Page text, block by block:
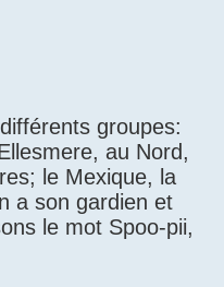
groupes:
au Nord,
le Mexique, la
a son gardien et
le mot Spoo-pii,